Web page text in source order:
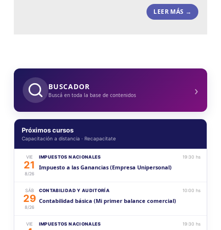
LEER MÁS →
BUSCADOR
Buscá en toda la base de contenidos ›
Próximos cursos
Capacitación a distancia · Recapacitate
VIE
21
8/26
IMPUESTOS NACIONALES 19:30 hs
Impuesto a las Ganancias (Empresa Unipersonal)
SÁB
29
8/26
CONTABILIDAD Y AUDITORÍA 10:00 hs
Contabilidad básica (Mi primer balance comercial)
VIE IMPUESTOS NACIONALES 19:30 hs